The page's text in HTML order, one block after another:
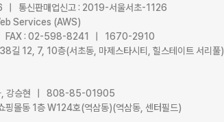
| 통신판매업신고 : 2019-서울서초-1126
Services (AWS)
| FAX : 02-598-8241 | 1670-2910
길 12, 7, 10층(서초동, 마제스타시티, 힐스테이트 서리풀)
, 강승현 | 808-85-01905
핑몰동 1층 W124호(역삼동)(역삼동, 센터필드)